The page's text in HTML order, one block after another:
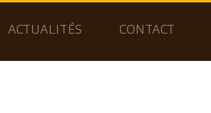
ACTUALITÉS CONTACT